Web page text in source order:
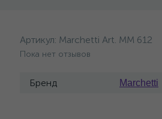
Артикул: Marchetti Art. MM 612
Пока нет отзывов
Бренд Marchetti